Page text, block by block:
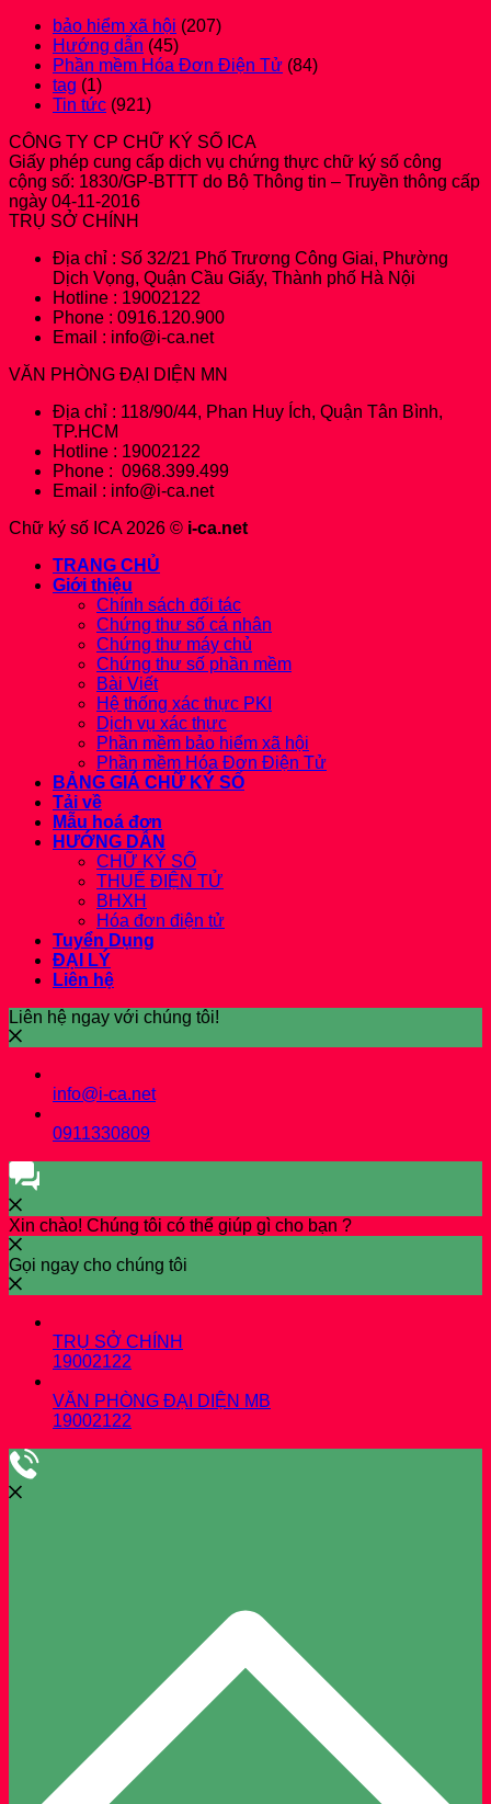
bảo hiểm xã hội (207)
Hướng dẫn (45)
Phần mềm Hóa Đơn Điện Tử (84)
tag (1)
Tin tức (921)
CÔNG TY CP CHỮ KÝ SỐ ICA
Giấy phép cung cấp dịch vụ chứng thực chữ ký số công
cộng số: 1830/GP-BTTT do Bộ Thông tin – Truyền thông cấp
ngày 04-11-2016
TRỤ SỞ CHÍNH
Địa chỉ : Số 32/21 Phố Trương Công Giai, Phường
Dịch Vọng, Quận Cầu Giấy, Thành phố Hà Nội
Hotline : 19002122
Phone : 0916.120.900
Email : info@i-ca.net
VĂN PHÒNG ĐẠI DIỆN MN
Địa chỉ : 118/90/44, Phan Huy Ích, Quận Tân Bình,
TP.HCM
Hotline : 19002122
Phone : 0968.399.499
Email : info@i-ca.net
Chữ ký số ICA 2026 © i-ca.net
TRANG CHỦ
Giới thiệu
Chính sách đối tác
Chứng thư số cá nhân
Chứng thư máy chủ
Chứng thư số phần mềm
Bài Viết
Hệ thống xác thực PKI
Dịch vụ xác thực
Phần mềm bảo hiểm xã hội
Phần mềm Hóa Đơn Điện Tử
BẢNG GIÁ CHỮ KÝ SỐ
Tải về
Mẫu hoá đơn
HƯỚNG DẪN
CHỮ KÝ SỐ
THUẾ ĐIỆN TỬ
BHXH
Hóa đơn điện tử
Tuyển Dụng
ĐẠI LÝ
Liên hệ
Liên hệ ngay với chúng tôi!
info@i-ca.net
0911330809
Xin chào! Chúng tôi có thể giúp gì cho bạn ?
Gọi ngay cho chúng tôi
TRỤ SỞ CHÍNH
19002122
VĂN PHÒNG ĐẠI DIỆN MB
19002122